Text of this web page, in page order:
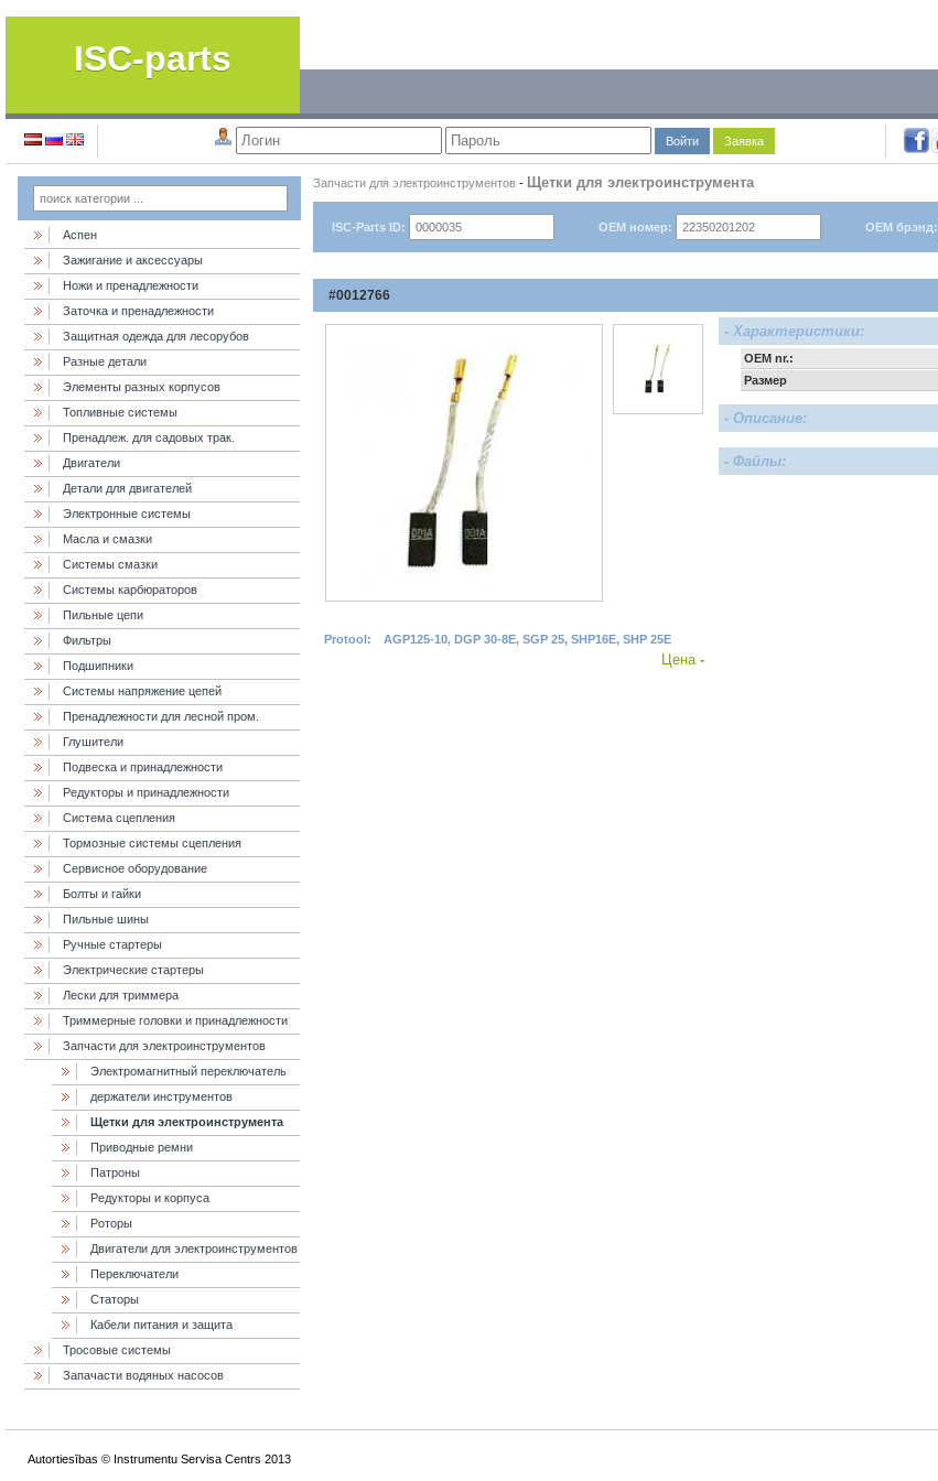
ISC-parts
Войти Заявка
Аспен
Зажигание и аксессуары
Ножи и пренадлежности
Заточка и пренадлежности
Защитная одежда для лесорубов
Разные детали
Элементы разных корпусов
Топливные системы
Пренадлеж. для садовых трак.
Двигатели
Детали для двигателей
Электронные системы
Масла и смазки
Cистемы смазки
Системы карбюраторов
Пильные цепи
Фильтры
Подшипники
Системы напряжение цепей
Пренадлежности для лесной пром.
Глушители
Подвеска и принадлежности
Редукторы и принадлежности
Система сцепления
Тормозные системы сцепления
Сервисное оборудование
Болты и гайки
Пильные шины
Ручные стартеры
Электрические стартеры
Лески для триммера
Триммерные головки и принадлежности
Запчасти для электроинструментов
Электромагнитный переключатель
держатели инструментов
Щетки для электроинструмента
Приводные ремни
Патроны
Редукторы и корпуса
Роторы
Двигатели для электроинструментов
Переключатели
Статоры
Кабели питания и защита
Тросовые системы
Запачасти водяных насосов
Запчасти для электроинструментов - Щетки для электроинструмента
ISC-Parts ID: OEM номер: OEM брэнд:
#0012766
Protool: AGP125-10, DGP 30-8E, SGP 25, SHP16E, SHP 25E
Цена -
- Характеристики:
OEM nr.:
Размер
- Описание:
- Файлы:
Autortiesības © Instrumentu Servisa Centrs 2013